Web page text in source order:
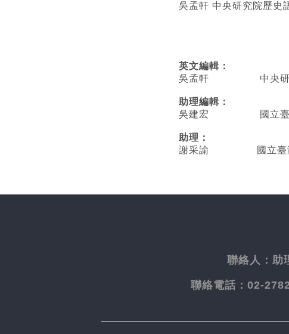
吳孟軒 中央研究院歷史
英文編輯 ：
吳孟軒 中央研究
助理編輯：
吳建宏 國立臺灣大
助理：
謝采諭
國立
聯絡人： 助
聯絡電話： 02-